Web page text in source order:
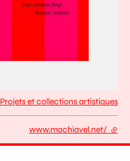
Projets et collections artistiques
www.machiavel.net/ -